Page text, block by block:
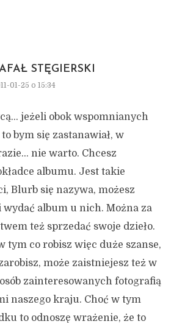
STĘGIERSKI
01-25 o 15:34
jeżeli obok wspomnianych
bym się zastanawiał, w
nie warto. Chcesz
albumu. Jest takie
Blurb się nazywa, możesz
album u nich. Można za
też sprzedać swoje dzieło.
tym co robisz więc duże szanse,
może zaistniejesz też w
zainteresowanych fotografią
naszego kraju. Choć w tym
to odnoszę wrażenie, że to